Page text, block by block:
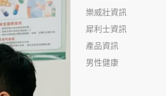
樂威壯資訊
犀利士資訊
產品資訊
男性健康